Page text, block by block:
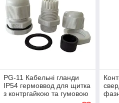
PG-11 Кабельні гланди
IP54 гермоввод для щитка
з контргайкою та гумовою